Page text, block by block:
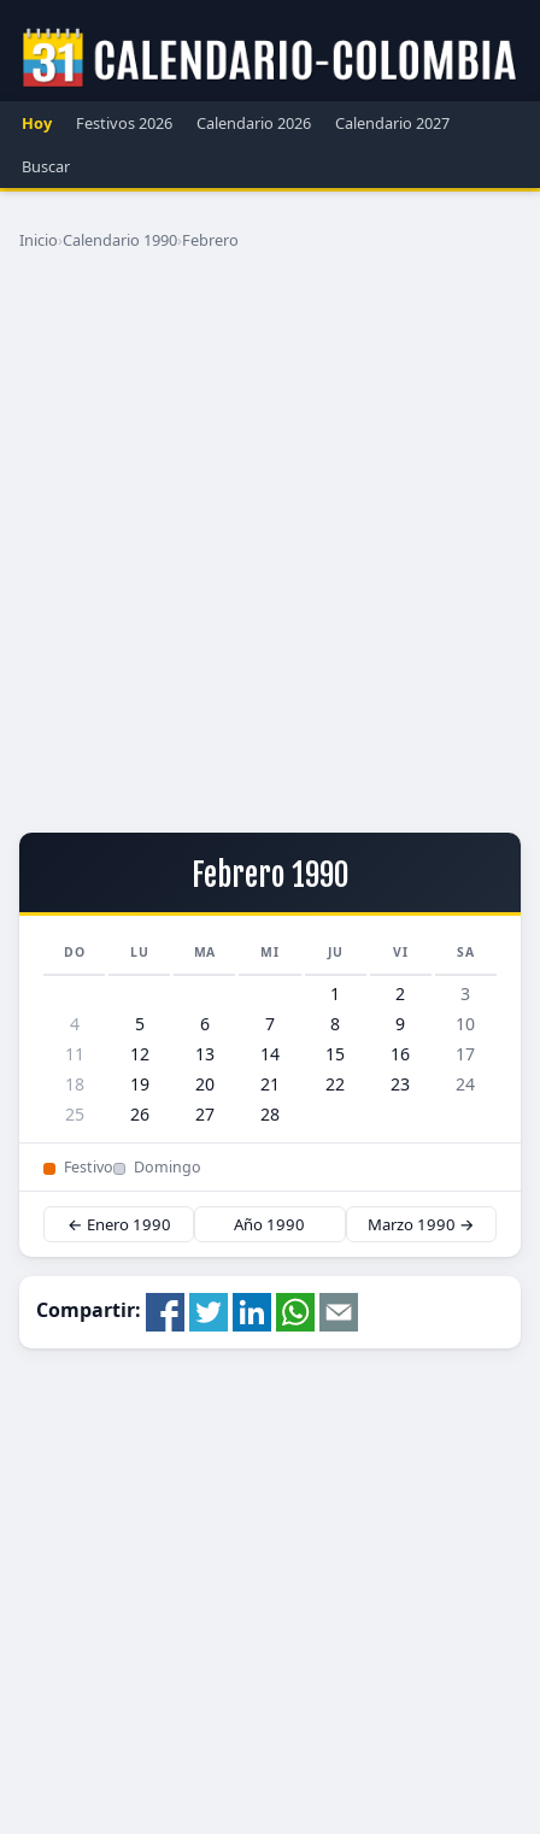
Hoy Festivos 2026 Calendario 2026
Calendario 2027
Buscar
Inicio›Calendario 1990›Febrero
Febrero 1990
DO LU MA MI JU VI SA
1 2
3
4
5 6 7 8 9
10
11
12 13 14 15 16
17
18
19 20 21 22 23
24
25
26 27 28
Festivo Domingo
← Enero 1990 Año 1990 Marzo 1990 →
Compartir: